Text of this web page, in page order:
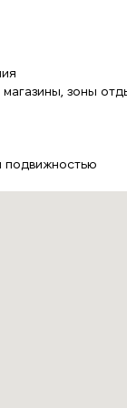
магазины, зоны
подвижностью